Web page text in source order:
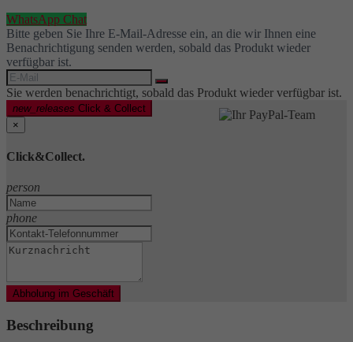
WhatsApp Chat
Bitte geben Sie Ihre E-Mail-Adresse ein, an die wir Ihnen eine
Benachrichtigung senden werden, sobald das Produkt wieder
verfügbar ist.
Sie werden benachrichtigt, sobald das Produkt wieder verfügbar ist.
new_releases Click & Collect
×
Click&Collect.
person
phone
Abholung im Geschäft
Beschreibung